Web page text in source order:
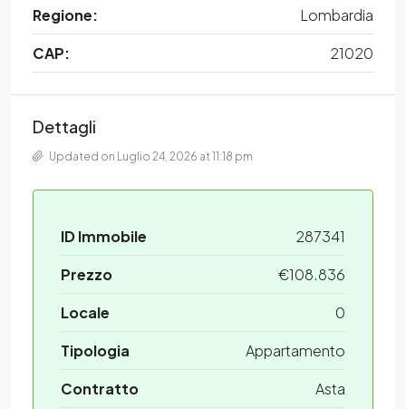
Regione:
Lombardia
CAP:
21020
Dettagli
Updated on Luglio 24, 2026 at 11:18 pm
ID Immobile
287341
Prezzo
€108.836
Locale
0
Tipologia
Appartamento
Contratto
Asta